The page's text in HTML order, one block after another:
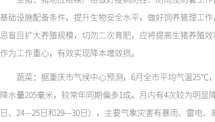
基础设施配备条件，提升生物安全水平，做好饲养管理工
忌盲目扩大养殖规模，切勿二次育肥，应将提高生猪养殖
作为工作重心，有效实现降本增效损。
蔬菜：据重庆市气候中心预测，6月全市平均气温25℃
降水量205毫米，较常年同期偏多1成。月内有4次较为明
日、24—25日和29—30日），主要气象灾害有暴雨、雷电、